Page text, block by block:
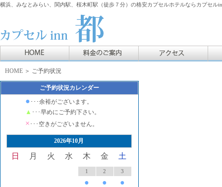
横浜、みなとみらい、関内駅、桜木町駅（徒歩７分）の格安カプセルホテルならカプセル
HOME ＞ ご予約状況
ご予約状況カレンダー
● ･･･余裕がございます。
▲ ･･･早めにご予約下さい。
× ･･･空きがございません。
2026年10月
日 月 火 水 木 金 土
1
●
2
●
3
●